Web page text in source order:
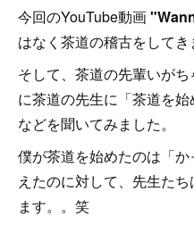
今回のYouTube動画
はなく茶道の稽古をしてき
そして、茶道の先輩いが
に茶道の先生に「茶道を始
などを聞いてみました。
僕が茶道を始めたのは「
えたのに対して、先生た
ます。。笑